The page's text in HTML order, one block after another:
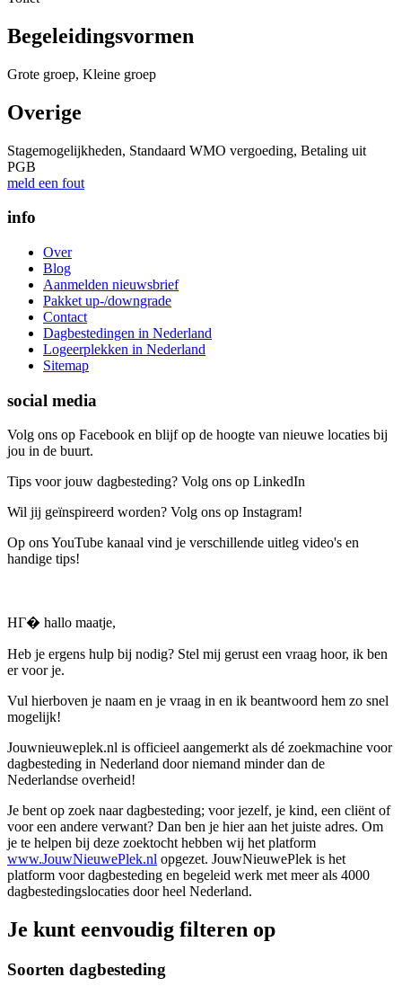
Begeleidingsvormen
Grote groep, Kleine groep
Overige
Stagemogelijkheden, Standaard WMO vergoeding, Betaling uit
PGB
meld een fout
info
Over
Blog
Aanmelden nieuwsbrief
Pakket up-/downgrade
Contact
Dagbestedingen in Nederland
Logeerplekken in Nederland
Sitemap
social media
Volg ons op Facebook en blijf op de hoogte van nieuwe locaties bij
jou in de buurt.
Tips voor jouw dagbesteding? Volg ons op LinkedIn
Wil jij geïnspireerd worden? Volg ons op Instagram!
Op ons YouTube kanaal vind je verschillende uitleg video's en
handige tips!
HГ� hallo maatje,
Heb je ergens hulp bij nodig? Stel mij gerust een vraag hoor, ik ben
er voor je.
Vul hierboven je naam en je vraag in en ik beantwoord hem zo snel
mogelijk!
Jouwnieuweplek.nl is officieel aangemerkt als dé zoekmachine voor
dagbesteding in Nederland door niemand minder dan de
Nederlandse overheid!
Je bent op zoek naar dagbesteding; voor jezelf, je kind, een cliënt of
voor een andere verwant? Dan ben je hier aan het juiste adres. Om
je te helpen bij deze zoektocht hebben wij het platform
www.JouwNieuwePlek.nl opgezet. JouwNieuwePlek is het
platform voor dagbesteding en begeleid werk met meer als 4000
dagbestedingslocaties door heel Nederland.
Je kunt eenvoudig filteren op
Soorten dagbesteding